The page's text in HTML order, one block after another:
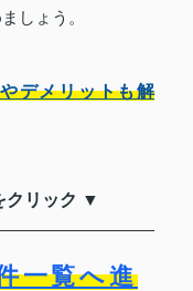
しょう。
デメリットも解
クリック ▼
一覧へ進